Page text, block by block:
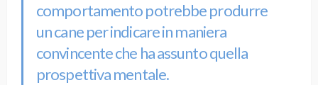
comportamento potrebbe produrre
un cane per indicare in maniera
convincente che ha assunto quella
prospettiva mentale.